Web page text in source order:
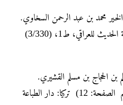
محمد بن عبد الرحمن السخاوي.
(1424). فتح المغيث بشرح الفية الحديث للعراقي، ط1، (3/330)
بن الحجاج بن مسلم القشيري.
(1334). الجامع الصحيح ، (رقم الصفحة: 12) تركيا: دار الطباعة